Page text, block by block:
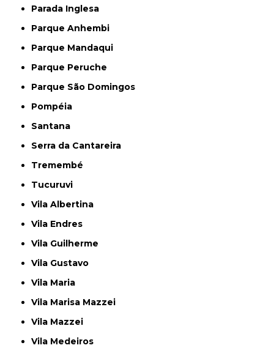
Parada Inglesa
Parque Anhembi
Parque Mandaqui
Parque Peruche
Parque São Domingos
Pompéia
Santana
Serra da Cantareira
Tremembé
Tucuruvi
Vila Albertina
Vila Endres
Vila Guilherme
Vila Gustavo
Vila Maria
Vila Marisa Mazzei
Vila Mazzei
Vila Medeiros